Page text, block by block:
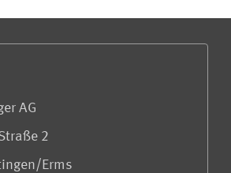
AG
2
Erms